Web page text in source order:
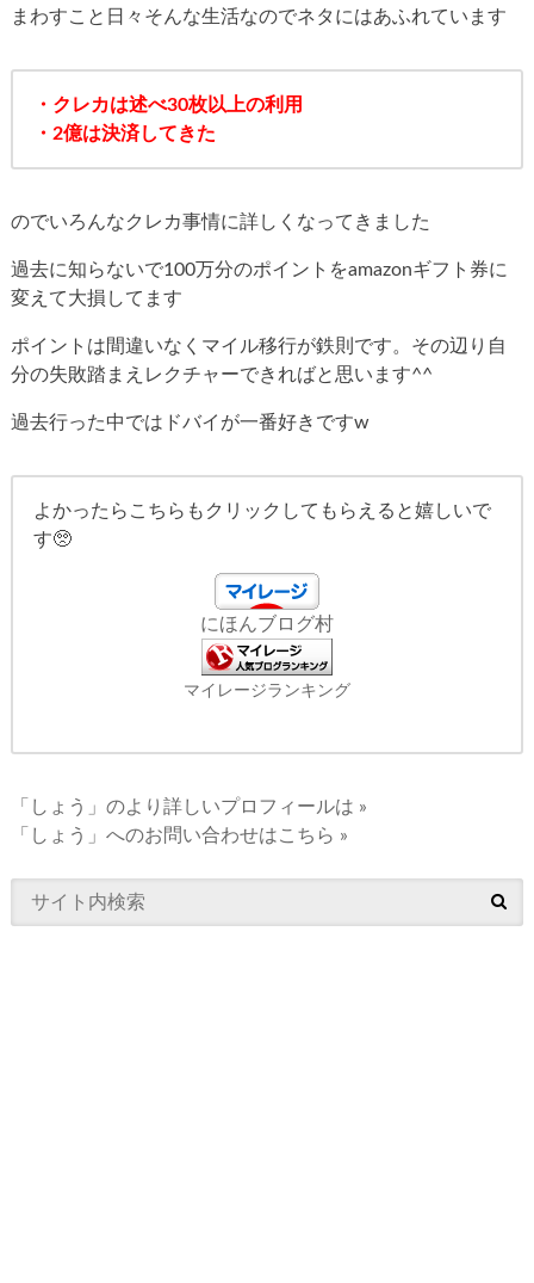
まわすこと日々そんな生活なのでネタにはあふれています
・クレカは述べ30枚以上の利用
・2億は決済してきた
のでいろんなクレカ事情に詳しくなってきました
過去に知らないで100万分のポイントをamazonギフト券に
変えて大損してます
ポイントは間違いなくマイル移行が鉄則です。その辺り自
分の失敗踏まえレクチャーできればと思います^^
過去行った中ではドバイが一番好きですw
よかったらこちらもクリックしてもらえると嬉しいで
す🥺
にほんブログ村
マイレージランキング
「しょう」のより詳しいプロフィールは »
「しょう」へのお問い合わせはこちら »